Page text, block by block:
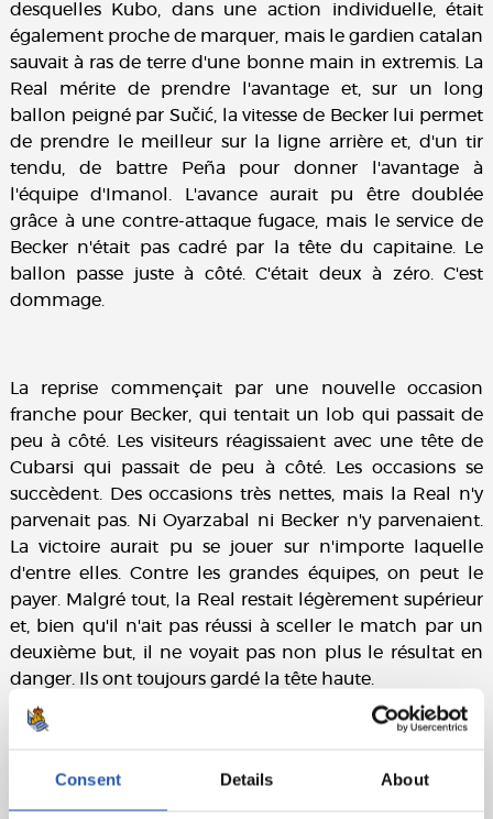
Consent Details About
desquelles Kubo, dans une action individuelle, était
également proche de marquer, mais le gardien catalan
sauvait à ras de terre d'une bonne main in extremis. La
Real mérite de prendre l'avantage et, sur un long
ballon peigné par Sučić, la vitesse de Becker lui permet
de prendre le meilleur sur la ligne arrière et, d'un tir
tendu, de battre Peña pour donner l'avantage à
l'équipe d'Imanol. L'avance aurait pu être doublée
grâce à une contre-attaque fugace, mais le service de
Becker n'était pas cadré par la tête du capitaine. Le
ballon passe juste à côté. C'était deux à zéro. C'est
dommage.
La reprise commençait par une nouvelle occasion
franche pour Becker, qui tentait un lob qui passait de
peu à côté. Les visiteurs réagissaient avec une tête de
Cubarsi qui passait de peu à côté. Les occasions se
succèdent. Des occasions très nettes, mais la Real n'y
parvenait pas. Ni Oyarzabal ni Becker n'y parvenaient.
La victoire aurait pu se jouer sur n'importe laquelle
d'entre elles. Contre les grandes équipes, on peut le
payer. Malgré tout, la Real restait légèrement supérieur
et, bien qu'il n'ait pas réussi à sceller le match par un
deuxième but, il ne voyait pas non plus le résultat en
danger. Ils ont toujours gardé la tête haute.
Une victoire de grand mérite qui permet au Txuri Urdin
méritait depuis longtemps une soirée comme celle-ci.